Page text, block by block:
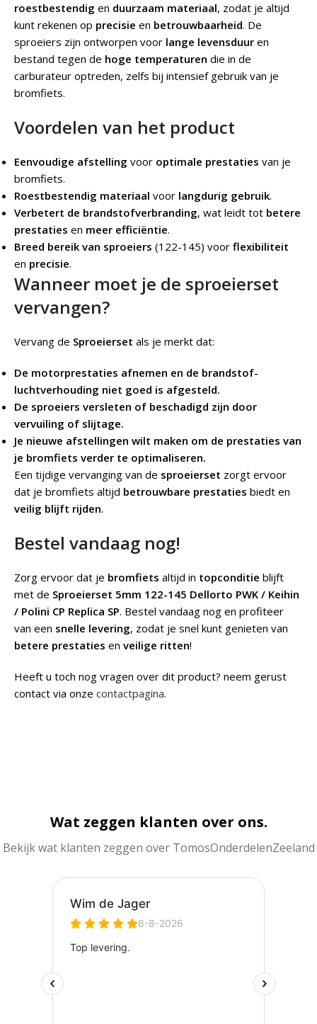
roestbestendig en duurzaam materiaal, zodat je altijd
kunt rekenen op precisie en betrouwbaarheid. De
sproeiers zijn ontworpen voor lange levensduur en
bestand tegen de hoge temperaturen die in de
carburateur optreden, zelfs bij intensief gebruik van je
bromfiets.
Voordelen van het product
Eenvoudige afstelling voor optimale prestaties van je
bromfiets.
Roestbestendig materiaal voor langdurig gebruik.
Verbetert de brandstofverbranding, wat leidt tot betere
prestaties en meer efficiëntie.
Breed bereik van sproeiers (122-145) voor flexibiliteit
en precisie.
Wanneer moet je de sproeierset
vervangen?
Vervang de Sproeierset als je merkt dat:
De motorprestaties afnemen en de brandstof-
luchtverhouding niet goed is afgesteld.
De sproeiers versleten of beschadigd zijn door
vervuiling of slijtage.
Je nieuwe afstellingen wilt maken om de prestaties van
je bromfiets verder te optimaliseren.
Een tijdige vervanging van de sproeierset zorgt ervoor
dat je bromfiets altijd betrouwbare prestaties biedt en
veilig blijft rijden.
Bestel vandaag nog!
Zorg ervoor dat je bromfiets altijd in topconditie blijft
met de Sproeierset 5mm 122-145 Dellorto PWK / Keihin
/ Polini CP Replica SP. Bestel vandaag nog en profiteer
van een snelle levering, zodat je snel kunt genieten van
betere prestaties en veilige ritten!
Heeft u toch nog vragen over dit product? neem gerust
contact via onze contactpagina.
Wat zeggen klanten over ons.
Bekijk wat klanten zeggen over TomosOnderdelenZeeland